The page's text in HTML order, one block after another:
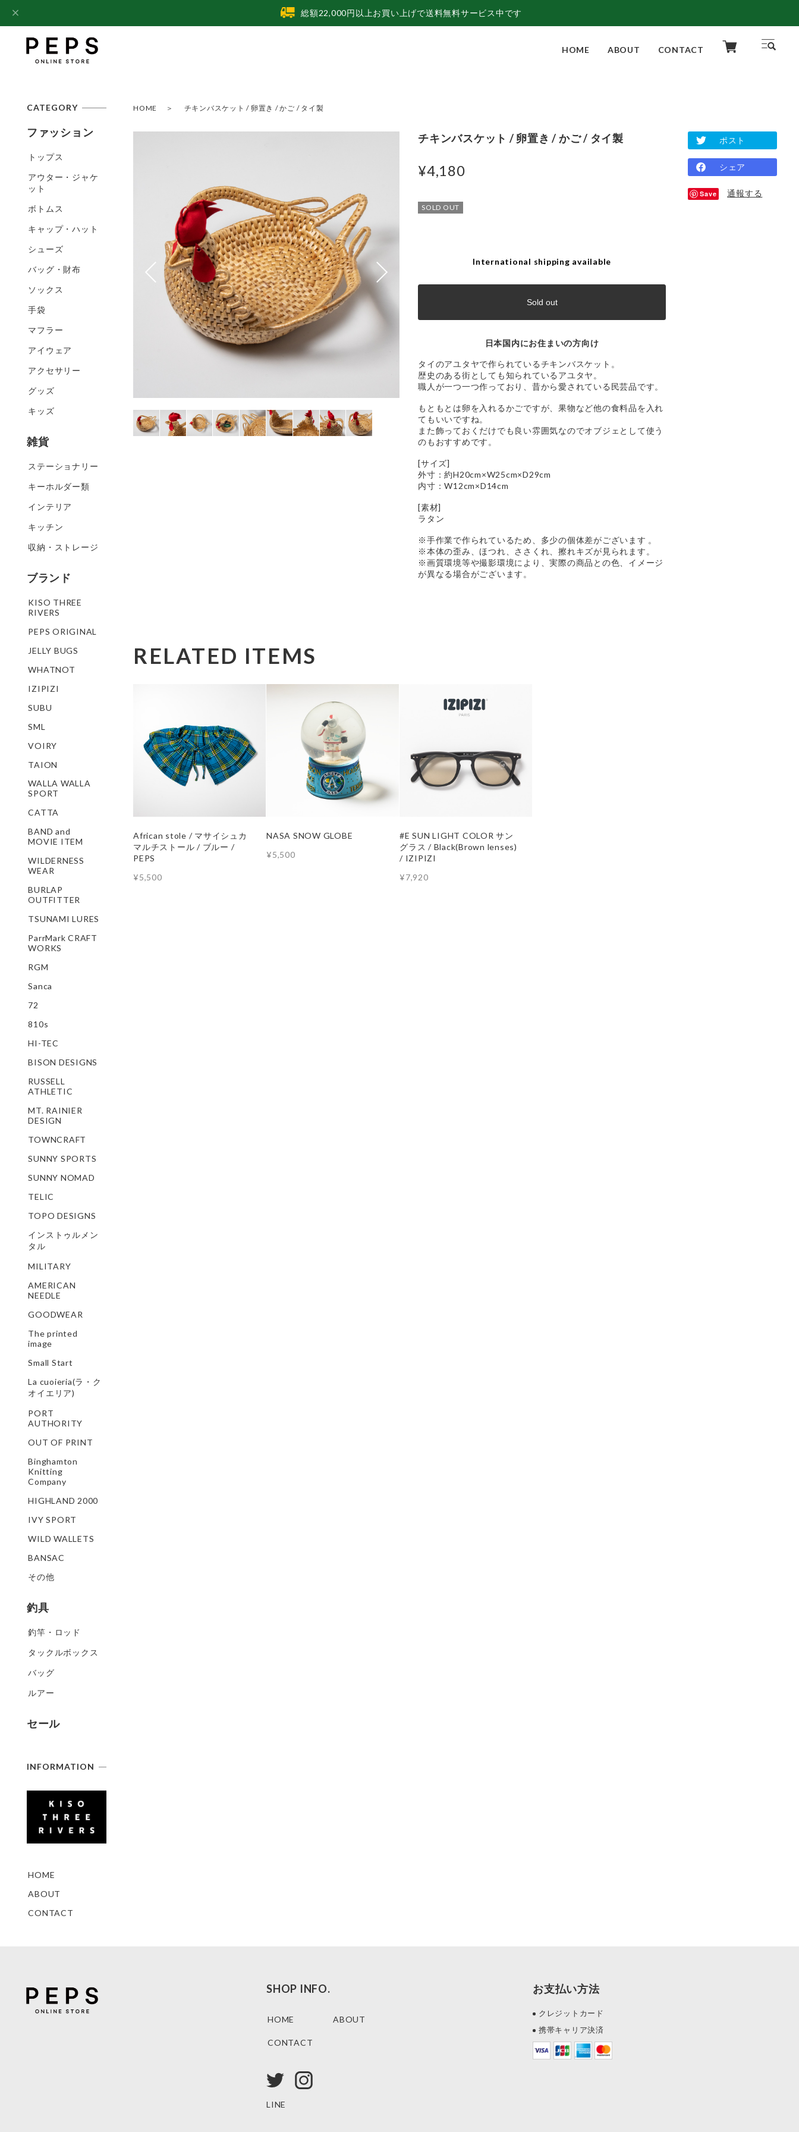
総額22,000円以上お買い上げで送料無料サービス中です
HOME ABOUT CONTACT
HOME チキンバスケット / 卵置き / かご / タイ製
チキンバスケット / 卵置き / かご / タイ製
¥4,180
SOLD OUT
International shipping available
Sold out
日本国内にお住まいの方向け
タイのアユタヤで作られているチキンバスケット。
歴史のある街としても知られているアユタヤ。
職人が一つ一つ作っており、昔から愛されている民芸品です。
もともとは卵を入れるかごですが、果物など他の食料品を入れ
てもいいですね。
また飾っておくだけでも良い雰囲気なのでオブジェとして使う
のもおすすめです。
[サイズ]
外寸：約H20cm×W25cm×D29cm
内寸：W12cm×D14cm
[素材]
ラタン
※手作業で作られているため、多少の個体差がございます 。
※本体の歪み、ほつれ、ささくれ、擦れキズが見られます。
※画質環境等や撮影環境により、実際の商品との色、イメージ
が異なる場合がございます。
ポスト
シェア
Save 通報する
RELATED ITEMS
African stole / マサイシュカ
マルチストール / ブルー /
PEPS
¥5,500
NASA SNOW GLOBE
¥5,500
#E SUN LIGHT COLOR サン
グラス / Black(Brown lenses)
/ IZIPIZI
¥7,920
CATEGORY
ファッション
トップス
アウター・ジャケ
ット
ボトムス
キャップ・ハット
シューズ
バッグ・財布
ソックス
手袋
マフラー
アイウェア
アクセサリー
グッズ
キッズ
雑貨
ステーショナリー
キーホルダー類
インテリア
キッチン
収納・ストレージ
ブランド
KISO THREE
RIVERS
PEPS ORIGINAL
JELLY BUGS
WHATNOT
IZIPIZI
SUBU
SML
VOIRY
TAION
WALLA WALLA
SPORT
CATTA
BAND and
MOVIE ITEM
WILDERNESS
WEAR
BURLAP
OUTFITTER
TSUNAMI LURES
ParrMark CRAFT
WORKS
RGM
Sanca
72
810s
HI-TEC
BISON DESIGNS
RUSSELL
ATHLETIC
MT. RAINIER
DESIGN
TOWNCRAFT
SUNNY SPORTS
SUNNY NOMAD
TELIC
TOPO DESIGNS
インストゥルメン
タル
MILITARY
AMERICAN
NEEDLE
GOODWEAR
The printed
image
Small Start
La cuoieria(ラ・ク
オイエリア)
PORT
AUTHORITY
OUT OF PRINT
Binghamton
Knitting
Company
HIGHLAND 2000
IVY SPORT
WILD WALLETS
BANSAC
その他
釣具
釣竿・ロッド
タックルボックス
バッグ
ルアー
セール
INFORMATION
HOME
ABOUT
CONTACT
SHOP INFO.
HOME ABOUT
CONTACT
LINE
お支払い方法
クレジットカード
携帯キャリア決済